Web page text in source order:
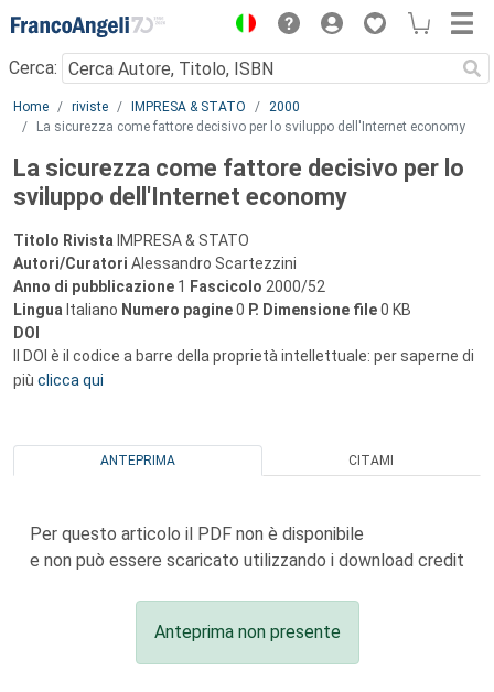
Menu
Cerca:
Main content
Home riviste IMPRESA & STATO
2000
La sicurezza come fattore decisivo per lo sviluppo dell'Internet economy
La sicurezza come fattore decisivo per lo
sviluppo dell'Internet economy
Titolo Rivista IMPRESA & STATO
Autori/Curatori Alessandro Scartezzini
Anno di pubblicazione 1 Fascicolo 2000/52
Lingua Italiano Numero pagine0 P. Dimensione file0 KB
DOI
Il DOI è il codice a barre della proprietà intellettuale: per saperne di
più clicca qui
ANTEPRIMA CITAMI
Per questo articolo il PDF non è disponibile
e non può essere scaricato utilizzando i download credit
Anteprima non presente